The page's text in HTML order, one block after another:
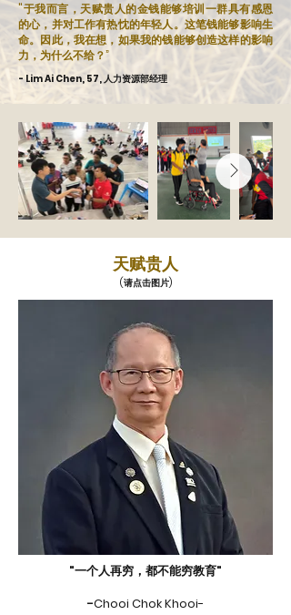
"于我而言，天赋贵人的金钱能够培训一群具有感恩
的心，并对工作有热忱的年轻人。这笔钱能够影响生
命。因此，我在想，如果我的钱能够创造这样的影响
力，为什么不给？”
- Lim Ai Chen, 57, 人力资源部经理
天赋贵人
(请点击图片)
"一个人再穷，都不能穷教育"
-Chooi Chok Khooi-